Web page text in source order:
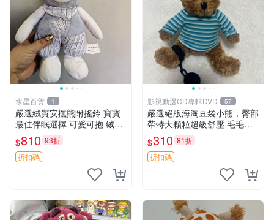
水星百貨 1
嚴選絨質安撫熊附搖鈴 寶寶
最佳伴眠選擇 可愛可抱 絨毛
玩具 安撫熊 嬰兒用
$810 93折
折扣碼
影視動漫CD專輯DVD 57
嚴選絕版海淘豆袋小熊，臀部
帶特大顆粒超級舒壓 毛毛摸
起來格外順滑適合收藏 100%
棉質 豆袋枕 豆袋、抱枕、小
熊
$310 81折
折扣碼